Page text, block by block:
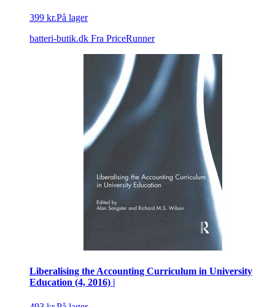
399 kr.På lager
batteri-butik.dk Fra PriceRunner
Liberalising the Accounting Curriculum in University
Education (4, 2016) |